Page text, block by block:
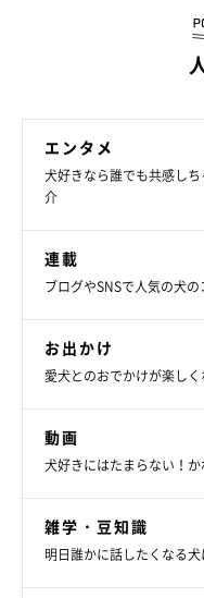
エンタメ
犬好きなら誰でも共感し
介
連載
ブログやSNSで人気の犬
お出かけ
愛犬とのおでかけが楽し
動画
犬好きにはたまらない！
雑学・豆知識
明日誰かに話したくなる